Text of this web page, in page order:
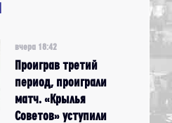
вчера 18:42
Проиграв третий
период, проиграли
матч. «Крылья
Советов» уступили